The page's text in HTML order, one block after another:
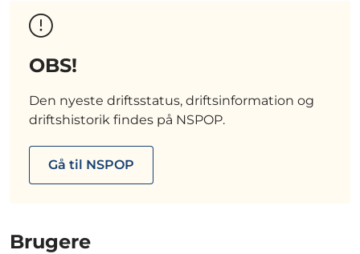
OBS!
Den nyeste driftsstatus, driftsinformation og
driftshistorik findes på NSPOP.
Gå til NSPOP
Brugere